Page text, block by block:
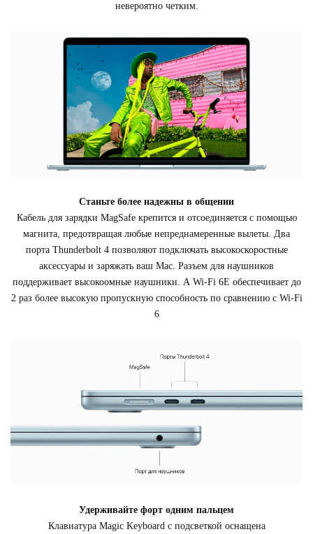
невероятно четким.
Станьте более надежны в общении
Кабель для зарядки MagSafe крепится и отсоединяется с помощью
магнита, предотвращая любые непреднамеренные вылеты. Два
порта Thunderbolt 4 позволяют подключать высокоскоростные
аксессуары и заряжать ваш Mac. Разъем для наушников
поддерживает высокоомные наушники. А Wi‑Fi 6E обеспечивает до
2 раз более высокую пропускную способность по сравнению с Wi‑Fi
6
Удерживайте форт одним пальцем
Клавиатура Magic Keyboard с подсветкой оснащена